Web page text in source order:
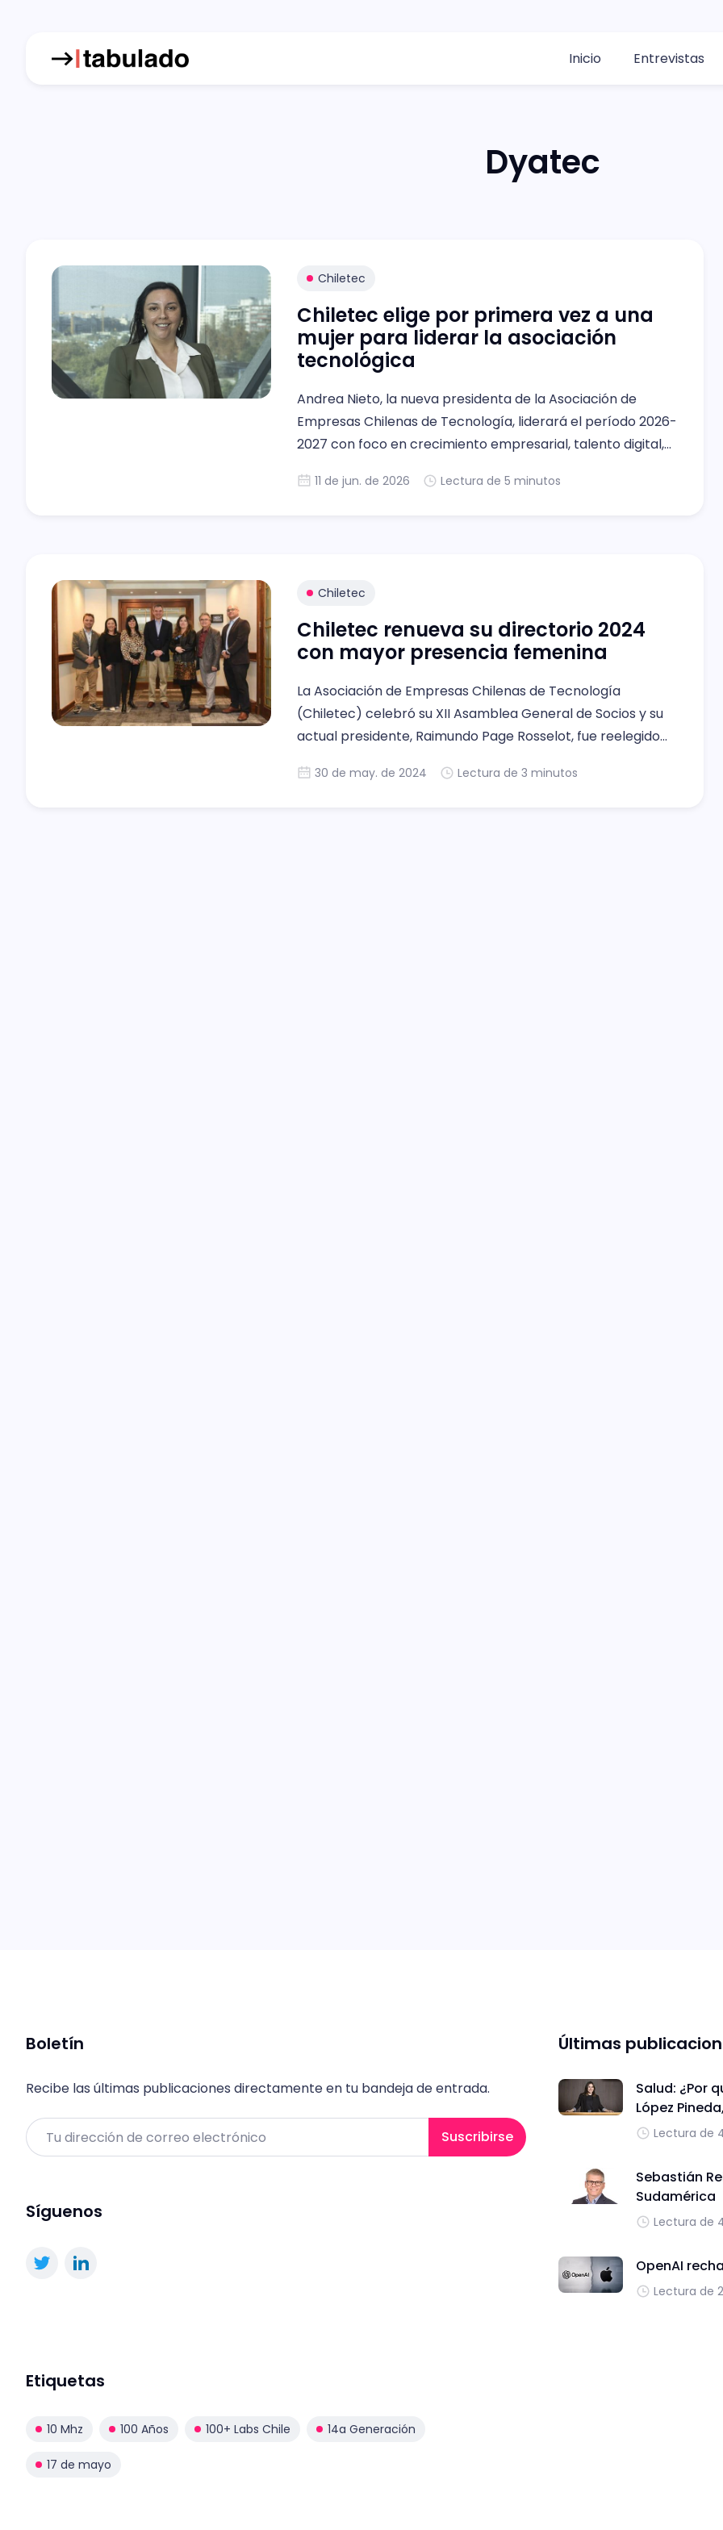
Inicio Entrevistas
Dyatec
Chiletec
Chiletec elige por primera vez a una
mujer para liderar la asociación
tecnológica
Andrea Nieto, la nueva presidenta de la Asociación de
Empresas Chilenas de Tecnología, liderará el período 2026-
2027 con foco en crecimiento empresarial, talento digital,
tecnológico chileno.
11 de jun. de 2026 Lectura de 5 minutos
Chiletec
Chiletec renueva su directorio 2024
con mayor presencia femenina
La Asociación de Empresas Chilenas de Tecnología
(Chiletec) celebró su XII Asamblea General de Socios y su
actual presidente, Raimundo Page Rosselot, fue reelegido
30 de may. de 2024 Lectura de 3 minutos
Boletín
Recibe las últimas publicaciones directamente en tu bandeja de entrada.
Email Suscribirse
Síguenos
Últimas
Salud: ¿Por
López
Lectura de
Sebastián
Sudamérica
Lectura de
OpenAI
Lectura de
Etiquetas
10 Mhz 100 Años 100+ Labs Chile 14a Generación
17 de mayo